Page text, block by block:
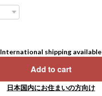
International shipping available
Add to cart
日本国内にお住まいの方向け